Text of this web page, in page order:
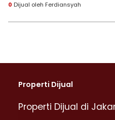
0 Dijual oleh Ferdiansyah
Properti Dijual
Properti Dijual di